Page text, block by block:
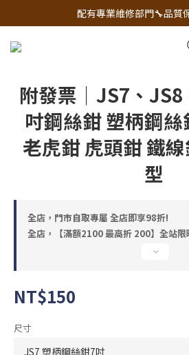
🔧電動工具&五金唯一首選 宇
配有專業維修部門🔧品質
🔧電動工具&五金唯一首選
附發票｜JS7、
吋鋼絲鉗 塑柄鋼
老虎鉗 虎頭鉗 鐵
型
全店，門市自取專屬 全店即享98折!
全店，【滿額2100 最高折 200】全站限
NT$150
尺寸